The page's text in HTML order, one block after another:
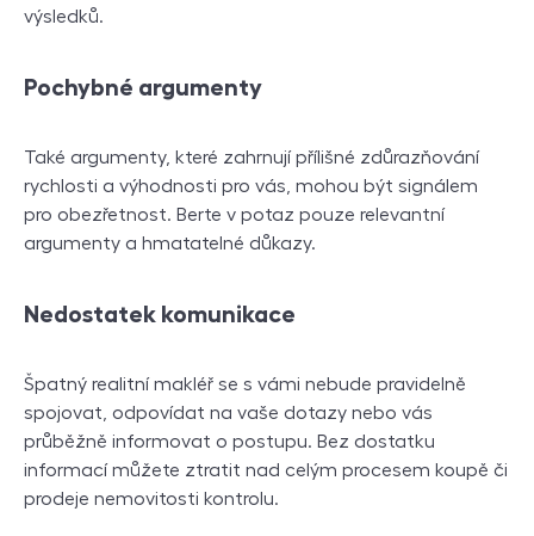
výsledků.
Pochybné argumenty
Také argumenty, které zahrnují přílišné zdůrazňování
rychlosti a výhodnosti pro vás, mohou být signálem
pro obezřetnost. Berte v potaz pouze relevantní
argumenty a hmatatelné důkazy.
Nedostatek komunikace
Špatný realitní makléř se s vámi nebude pravidelně
spojovat, odpovídat na vaše dotazy nebo vás
průběžně informovat o postupu. Bez dostatku
informací můžete ztratit nad celým procesem koupě či
prodeje nemovitosti kontrolu.